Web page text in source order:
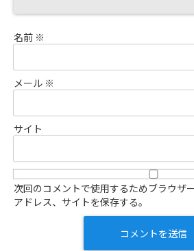
名前 ※
メール ※
サイト
次回のコメントで使用するためブラウザ
アドレス、サイトを保存する。